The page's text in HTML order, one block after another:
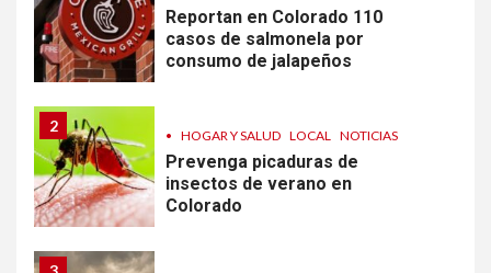
Reportan en Colorado 110
casos de salmonela por
consumo de jalapeños
2
• HOGAR Y SALUD LOCAL NOTICIAS
Prevenga picaduras de
insectos de verano en
Colorado